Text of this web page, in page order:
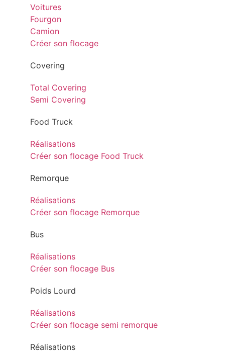
Voitures
Fourgon
Camion
Créer son flocage
Covering
Total Covering
Semi Covering
Food Truck
Réalisations
Créer son flocage Food Truck
Remorque
Réalisations
Créer son flocage Remorque
Bus
Réalisations
Créer son flocage Bus
Poids Lourd
Réalisations
Créer son flocage semi remorque
Réalisations